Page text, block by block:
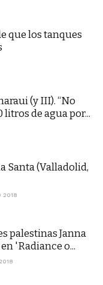
que los tanques
(y III). “No
de agua por...
Santa (Valladolid,
2018
palestinas Janna
'Radiance o...